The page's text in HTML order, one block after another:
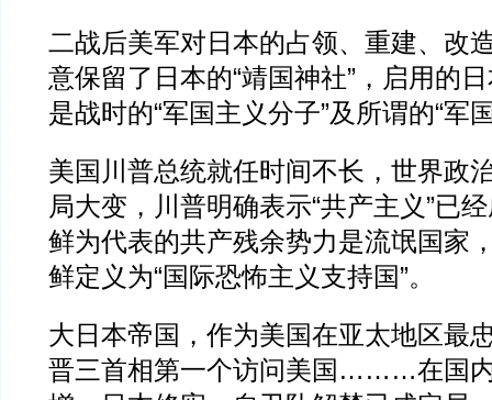
二战后美军对日本的占领、重建、改
意保留了日本的“靖国神社”，启用的
是战时的“军国主义分子”及所谓的“军
美国川普总统就任时间不长，世界政
局大变，川普明确表示“共产主义”已
鲜为代表的共产残余势力是流氓国家
鲜定义为“国际恐怖主义支持国”。
大日本帝国，作为美国在亚太地区最
晋三首相第一个访问美国………在国